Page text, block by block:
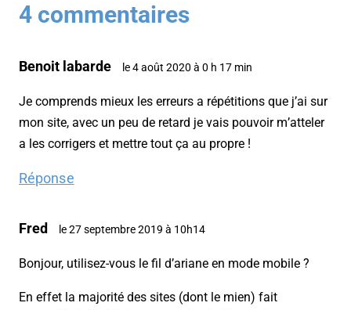
4 commentaires
Benoit labarde le 4 août 2020 à 0 h 17 min
Je comprends mieux les erreurs a répétitions que j’ai sur
mon site, avec un peu de retard je vais pouvoir m’atteler
a les corrigers et mettre tout ça au propre !
Réponse
Fred le 27 septembre 2019 à 10h14
Bonjour, utilisez-vous le fil d’ariane en mode mobile ?
En effet la majorité des sites (dont le mien) fait